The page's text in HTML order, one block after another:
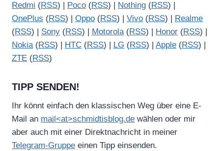
Redmi (RSS) | Poco (RSS) | Nothing (RSS) |
OnePlus (RSS) | Oppo (RSS) | Vivo (RSS) |
Realme
(RSS) | Sony (RSS) | Motorola(RSS) | Honor (RSS) |
Nokia(RSS) | HTC (RSS) | LG (RSS) | Apple (RSS) |
ZTE (RSS)
TIPP SENDEN!
Ihr könnt einfach den klassischen Weg über eine E-
Mail an mail<at>schmidtisblog.de wählen oder mir
aber auch mit einer Direktnachricht in meiner
Telegram-Gruppe einen Tipp einsenden.